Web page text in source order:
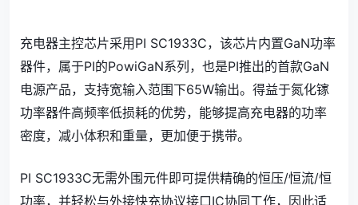
充电器主控芯片采用PI SC1933C，该芯片内置GaN功率
器件，属于PI的PowiGaN系列，也是PI推出的首款GaN
电源产品，支持宽输入范围下65W输出。得益于氮化镓
功率器件高频率低损耗的优势，能够提高充电器的功率
密度，减小体积和重量，更加便于携带。
PI SC1933C无需外围元件即可提供精确的恒压/恒流/恒
功率，并轻松与外接快充协议接口IC协同工作，因此适